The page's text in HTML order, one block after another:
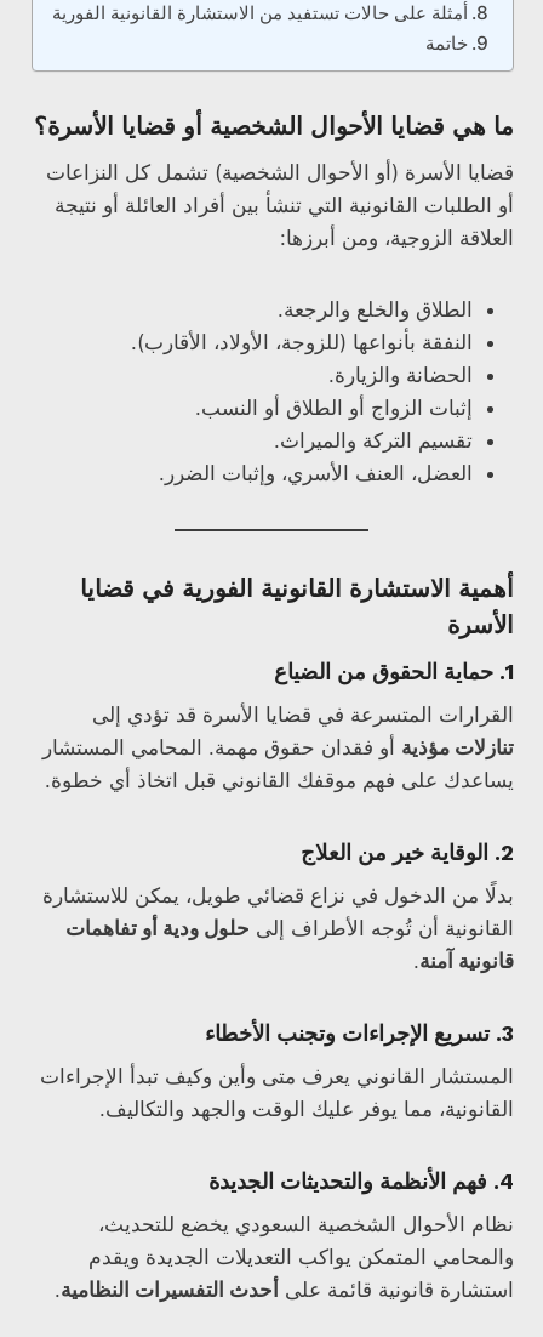
أمثلة على حالات تستفيد من الاستشارة القانونية الفورية
خاتمة
ما هي قضايا الأحوال الشخصية أو قضايا الأسرة؟
قضايا الأسرة (أو الأحوال الشخصية) تشمل كل النزاعات
أو الطلبات القانونية التي تنشأ بين أفراد العائلة أو نتيجة
العلاقة الزوجية، ومن أبرزها:
الطلاق والخلع والرجعة.
النفقة بأنواعها (للزوجة، الأولاد، الأقارب).
الحضانة والزيارة.
إثبات الزواج أو الطلاق أو النسب.
تقسيم التركة والميراث.
العضل، العنف الأسري، وإثبات الضرر.
أهمية الاستشارة القانونية الفورية في قضايا
الأسرة
1. حماية الحقوق من الضياع
القرارات المتسرعة في قضايا الأسرة قد تؤدي إلى
تنازلات مؤذية أو فقدان حقوق مهمة. المحامي المستشار
يساعدك على فهم موقفك القانوني قبل اتخاذ أي خطوة.
2. الوقاية خير من العلاج
بدلًا من الدخول في نزاع قضائي طويل، يمكن للاستشارة
القانونية أن تُوجه الأطراف إلى حلول ودية أو تفاهمات
قانونية آمنة.
3. تسريع الإجراءات وتجنب الأخطاء
المستشار القانوني يعرف متى وأين وكيف تبدأ الإجراءات
القانونية، مما يوفر عليك الوقت والجهد والتكاليف.
4. فهم الأنظمة والتحديثات الجديدة
نظام الأحوال الشخصية السعودي يخضع للتحديث،
والمحامي المتمكن يواكب التعديلات الجديدة ويقدم
استشارة قانونية قائمة على أحدث التفسيرات النظامية.